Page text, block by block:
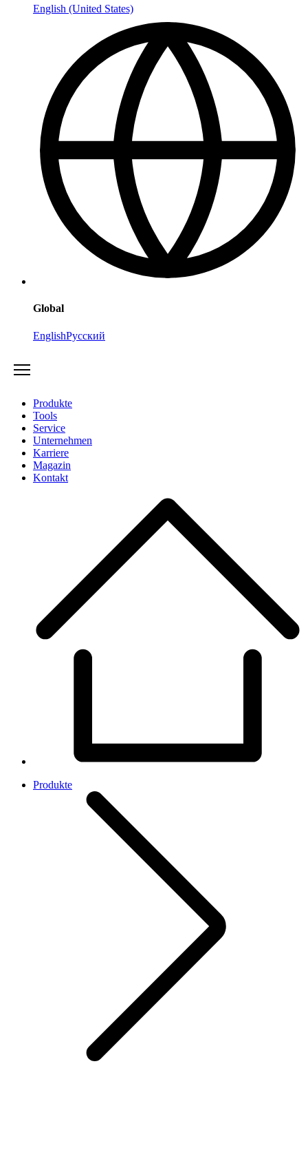
English (United States)
Global
EnglishРусский
Produkte
Tools
Service
Unternehmen
Karriere
Magazin
Kontakt
Produkte